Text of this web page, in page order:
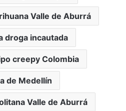
Valle de Aburrá
droga incautada
creepy Colombia
de Medellín
Valle de Aburrá